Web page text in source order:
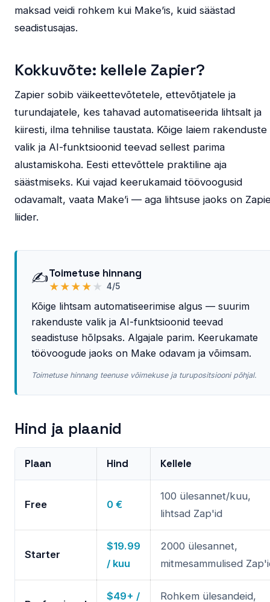
maksad veidi rohkem kui Make’is, kuid säästad
seadistusajas.
Kokkuvõte: kellele Zapier?
Zapier sobib väikeettevõtetele, ettevõtjatele ja
turundajatele, kes tahavad automatiseerida lihtsalt ja
kiiresti, ilma tehnilise taustata. Kõige laiem rakenduste
valik ja AI-funktsioonid teevad sellest parima
alustamiskoha. Eesti ettevõttele praktiline aja
säästmiseks. Kui vajad keerukamaid töövoogusid
odavamalt, vaata Make’i — aga lihtsuse jaoks on
liider.
✍️Toimetuse hinnang
★ ★ ★ ★ ★ 4/5
Kõige lihtsam automatiseerimise algus — suurim
rakenduste valik ja AI-funktsioonid teevad
seadistuse hõlpsaks. Algajale parim. Keerukamate
töövoogude jaoks on Make odavam ja võimsam.
Toimetuse hinnang teenuse võimekuse ja turupositsiooni põhjal.
Hind ja plaanid
Plaan Hind Kellele
Free 0 €
100 ülesannet/kuu,
lihtsad Zap'id
Starter
$19.99
/ kuu
2000 ülesannet,
mitmesammulised
$49+ / Rohkem ülesandeid,